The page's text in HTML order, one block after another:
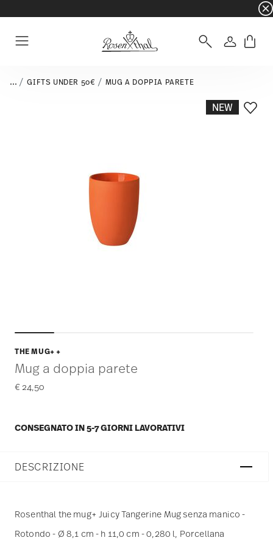
☀️ Summer SALE – Risparmia ancora di più:
Accedi
... GIFTS UNDER 50€ MUG A DOPPIA PARETE
NEW
THE MUG+ +
Mug a doppia parete
€ 24,50
CONSEGNATO IN 5-7 GIORNI LAVORATIVI
Lista
DESCRIZIONE
Rosenthal the mug+ Juicy Tangerine Mug senza manico -
Rotondo - Ø 8,1 cm - h 11,0 cm - 0,280 l, Porcellana